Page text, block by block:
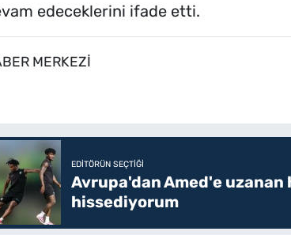
edeceklerini ifade etti.
MERKEZİ
EDITÖRÜN SEÇTIĞI
Avrupa'dan Amed'e uzanan
hissediyorum